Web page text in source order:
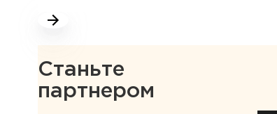
Станьте
партнером